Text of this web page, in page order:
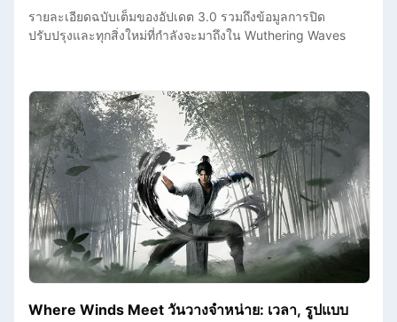
รายละเอียดฉบับเต็มของอัปเดต 3.0 รวมถึงข้อมูลการปิด
ปรับปรุงและทุกสิ่งใหม่ที่กำลังจะมาถึงใน Wuthering Waves
Where Winds Meet วันวางจำหน่าย: เวลา, รูปแบบ